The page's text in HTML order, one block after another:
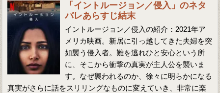
「イントルージョン／侵入」のネタ
バレあらすじ結末
イントルージョン／侵入の紹介：2021年ア
メリカ映画。新居に引っ越してきた夫婦を突
如襲う侵入者。難を逃れひと安心という所
に、そこから衝撃の真実が主人公を襲いま
す。なぜ襲われるのか、徐々に明らかになる
真実がさらに話をスリリングなものに変えていき、非常に楽